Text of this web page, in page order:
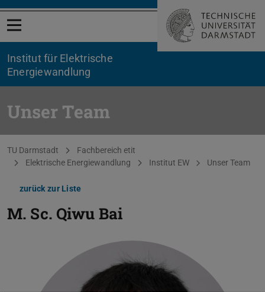
Menü öffnen
Institut für Elektrische
Energiewandlung
Unser Team
Sie befinden sich hier:
TU Darmstadt
Fachbereich etit
Elektrische Energiewandlung
Institut EW Unser Team
zurück zur Liste
M. Sc. Qiwu Bai